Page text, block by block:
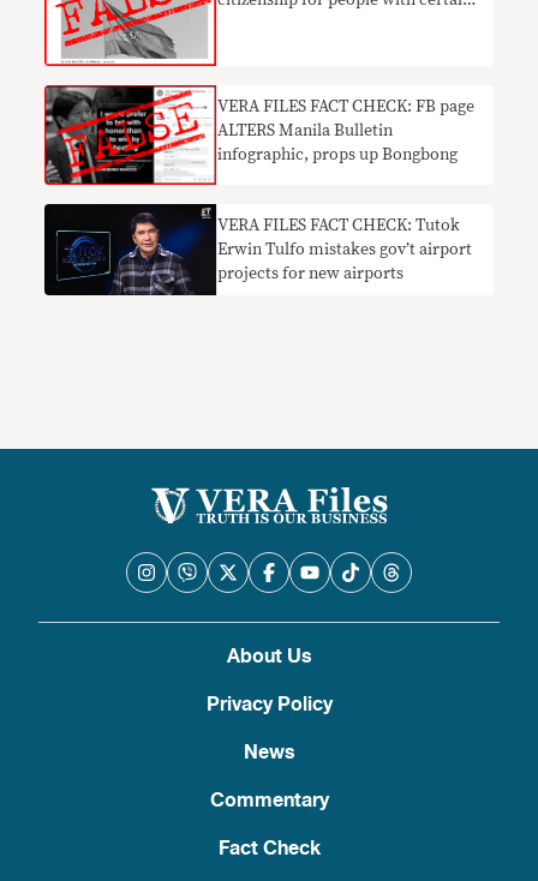
​VERA FILES FACT CHECK: FB page
ALTERS Manila Bulletin
infographic, props up Bongbong
​VERA FILES FACT CHECK: Tutok
Erwin Tulfo mistakes gov’t airport
projects for new airports
About Us
Privacy Policy
News
Commentary
Fact Check